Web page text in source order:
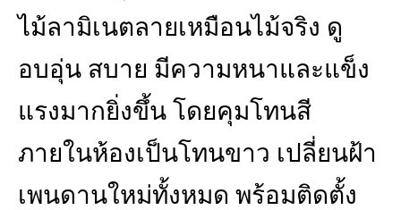
ไม้ลามิเนตลายเหมือนไม้จริง ดู
อบอุ่น สบาย มีความหนาและแข็ง
แรงมากยิ่งขึ้น โดยคุมโทนสี
ภายในห้องเป็นโทนขาว เปลี่ยนฝ้า
เพนดานใหม่ทั้งหมด พร้อมติดตั้ง